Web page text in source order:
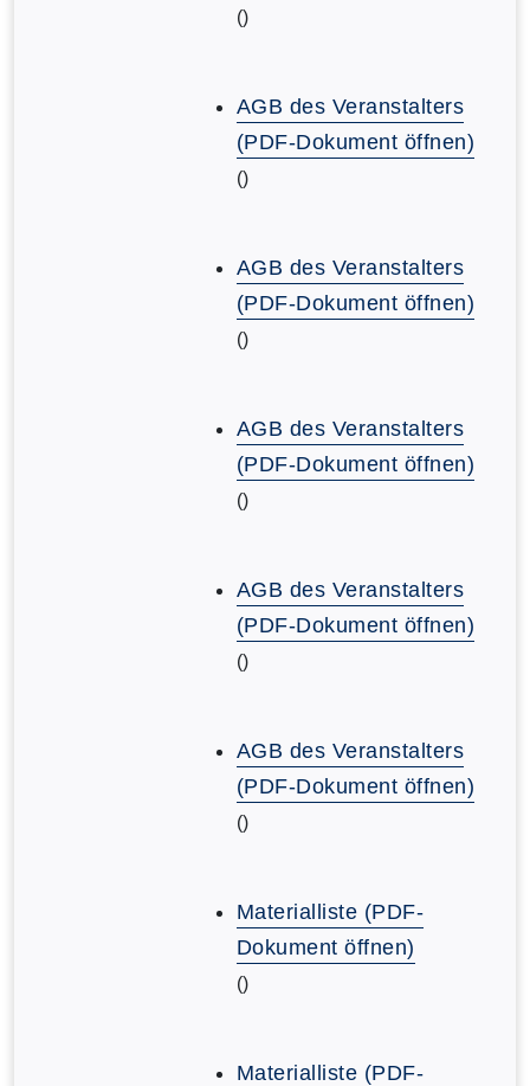
()
AGB des Veranstalters
(PDF-Dokument öffnen)
()
AGB des Veranstalters
(PDF-Dokument öffnen)
()
AGB des Veranstalters
(PDF-Dokument öffnen)
()
AGB des Veranstalters
(PDF-Dokument öffnen)
()
AGB des Veranstalters
(PDF-Dokument öffnen)
()
Materialliste (PDF-
Dokument öffnen)
()
Materialliste (PDF-